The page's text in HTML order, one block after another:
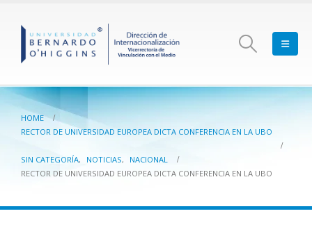
HOME
RECTOR DE UNIVERSIDAD EUROPEA DICTA CONFERENCIA EN LA UBO
SIN CATEGORÍA, NOTICIAS,
NACIONAL
RECTOR DE UNIVERSIDAD EUROPEA DICTA CONFERENCIA EN LA UBO